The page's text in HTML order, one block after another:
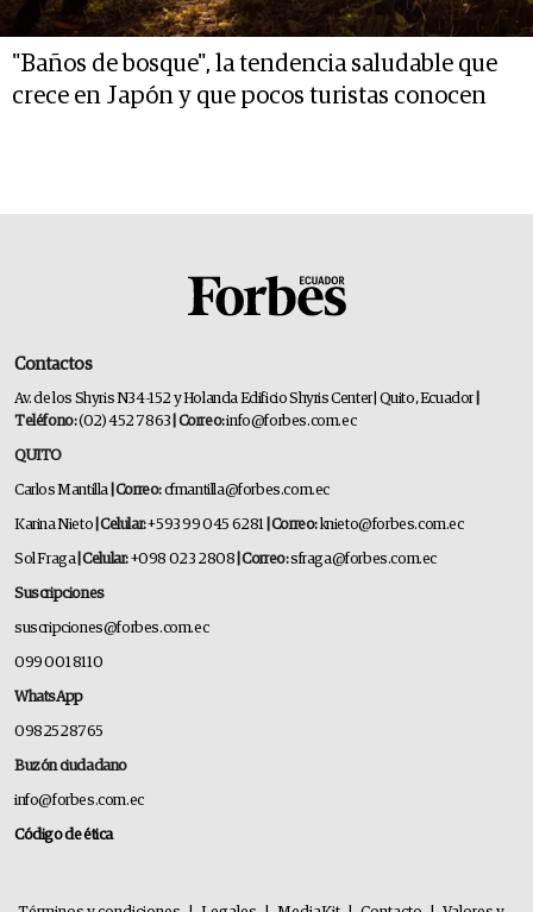
"Baños de bosque", la tendencia saludable que
crece en Japón y que pocos turistas conocen
Contactos
Av. de los Shyris N34-152 y Holanda Edificio Shyris Center | Quito, Ecuador
Teléfono:(02) 452 7863 | Correo:info@forbes.com.ec
QUITO
Carlos Mantilla | Correo:cfmantilla@forbes.com.ec
Karina Nieto | Celular:+593 99 045 6281 | Correo:knieto@forbes.com.ec
Sol Fraga| Celular:+098 023 2808 | Correo:sfraga@forbes.com.ec
Suscripciones
suscripciones@forbes.com.ec
099 001 8110
WhatsApp
0982528765
Buzón ciudadano
info@forbes.com.ec
Código de ética